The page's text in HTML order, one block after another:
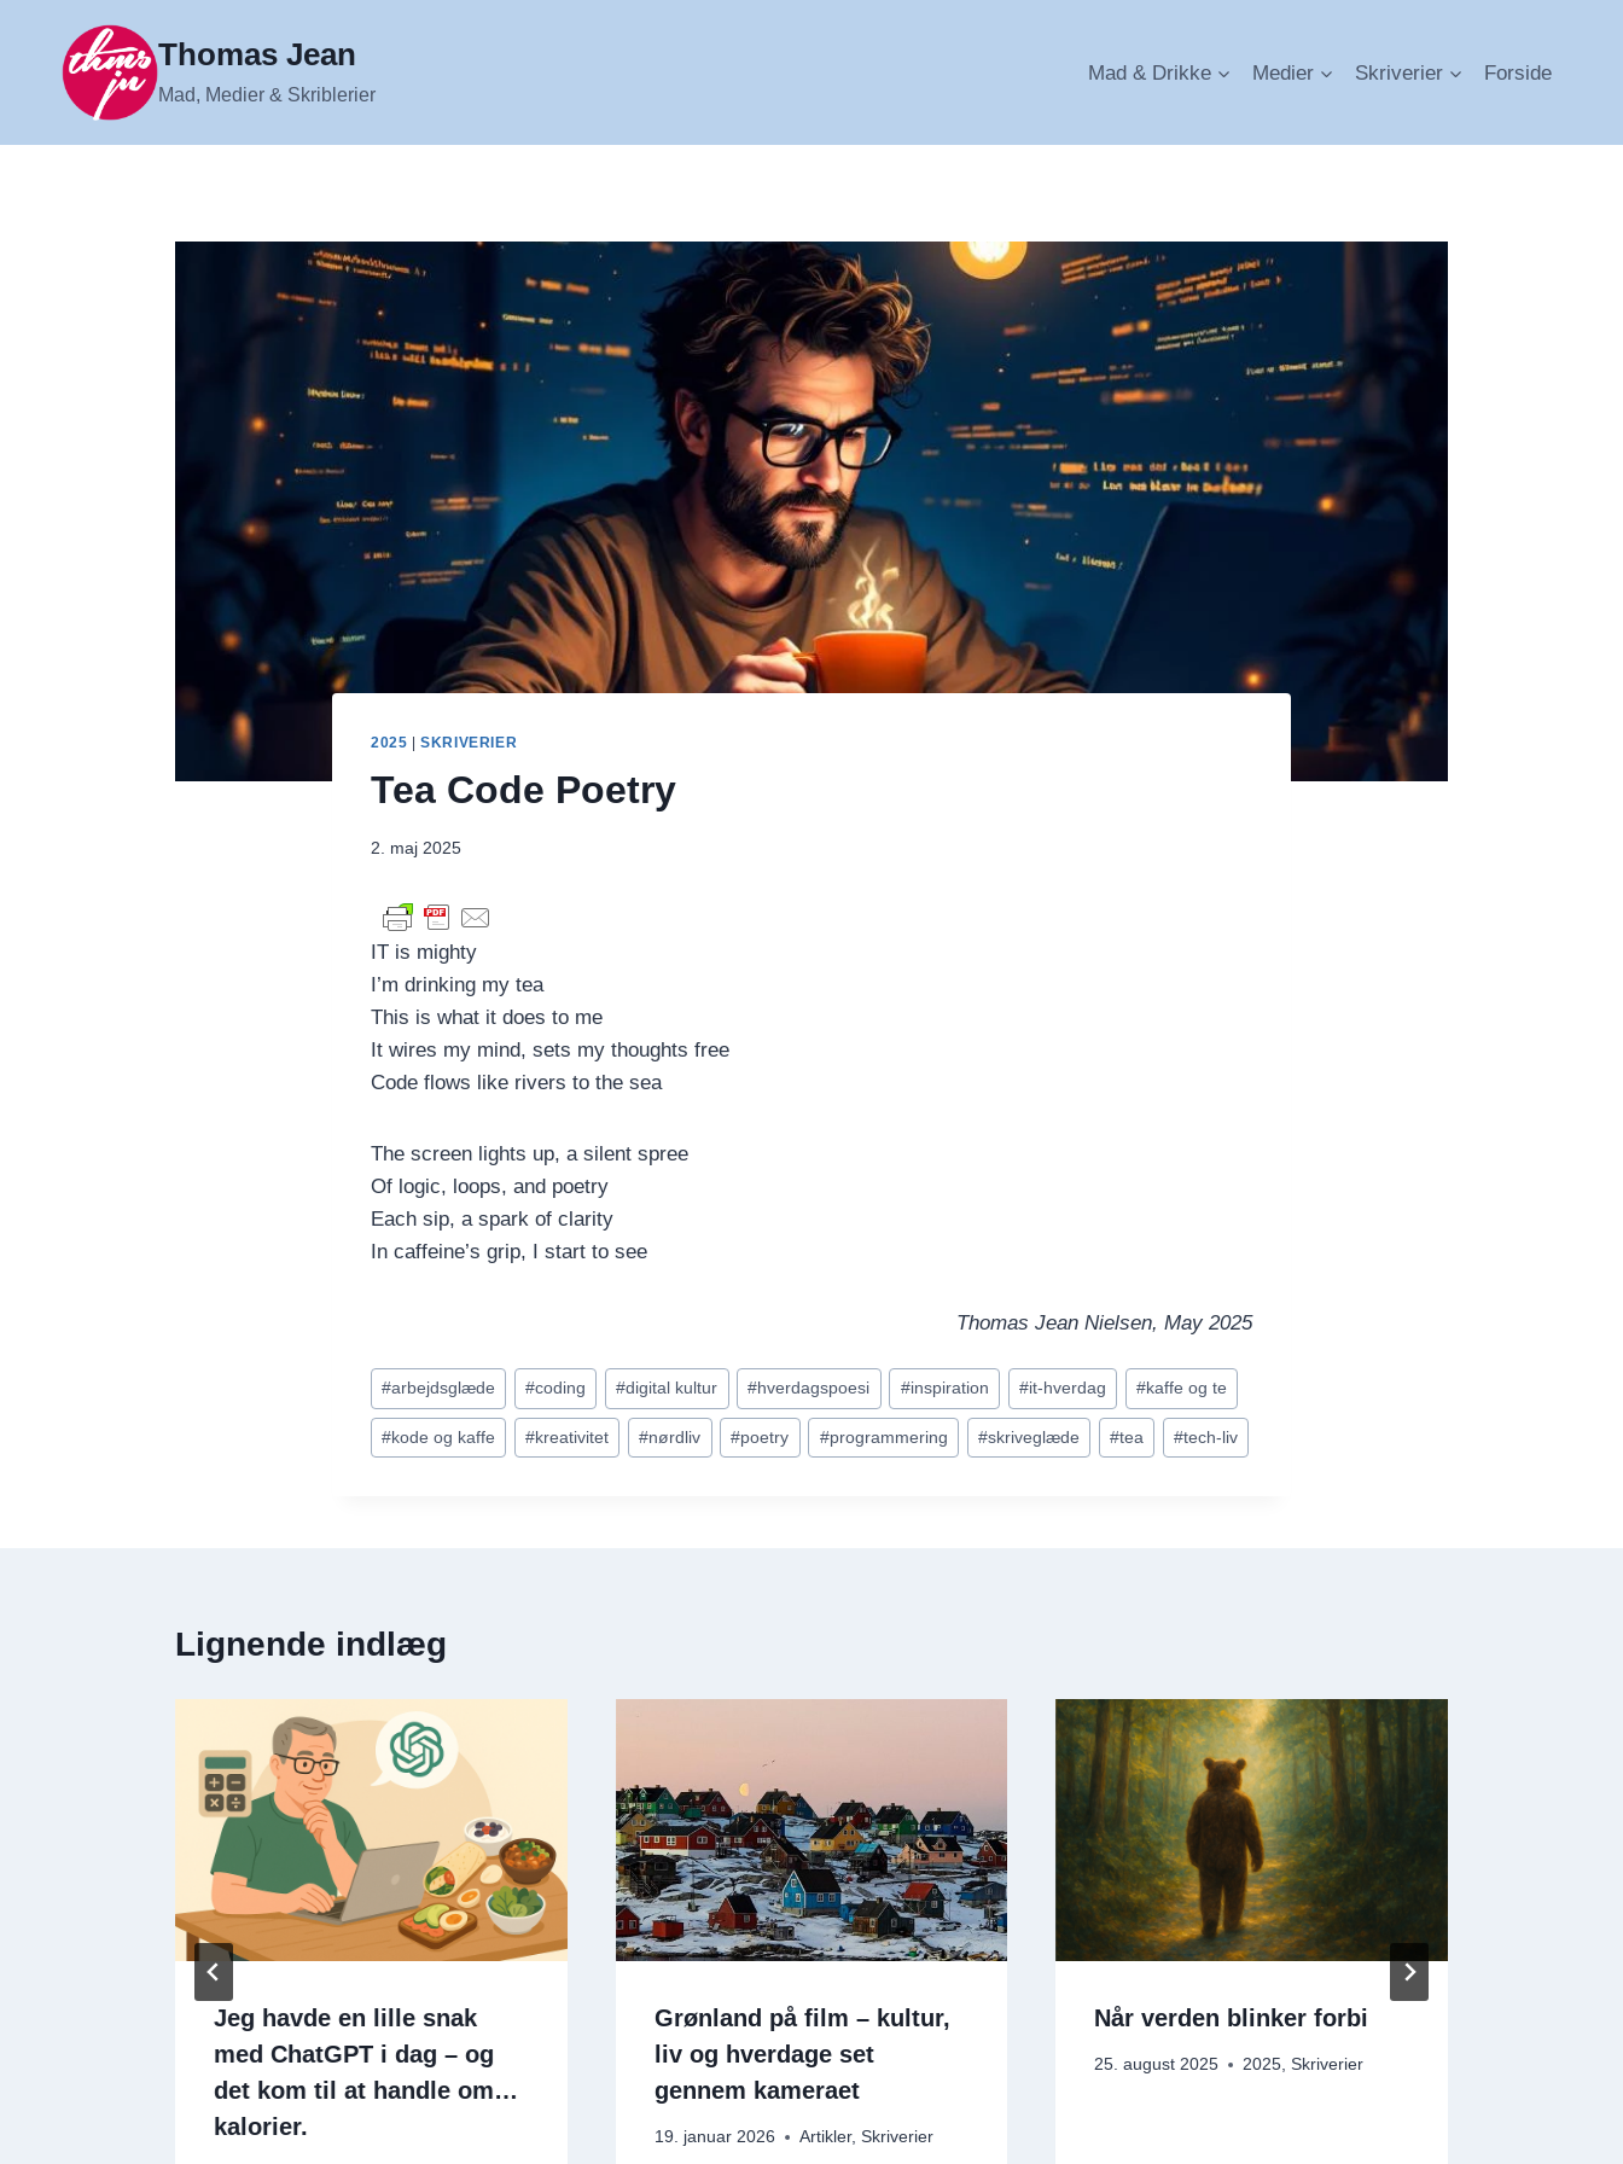
indhold
Thomas Jean
Mad, Medier & Skriblerier
Mad & Drikke Medier Skriverier Forside
2025 |SKRIVERIER
Tea Code Poetry
2. maj 2025
IT is mighty
I’m drinking my tea
This is what it does to me
It wires my mind, sets my thoughts free
Code flows like rivers to the sea
The screen lights up, a silent spree
Of logic, loops, and poetry
Each sip, a spark of clarity
In caffeine’s grip, I start to see
Thomas Jean Nielsen, May 2025
Indlæg-
tags:
#arbejdsglæde #coding #digital kultur #hverdagspoesi #inspiration #it-hverdag #kaffe og te
#kode og kaffe #kreativitet #nørdliv #poetry #programmering #skriveglæde #tea #tech-liv
Lignende indlæg
Jeg havde en lille snak
med ChatGPT i dag – og
det kom til at handle om…
kalorier.
Grønland på film – kultur,
liv og hverdage set
gennem kameraet
19. januar 2026 Artikler, Skriverier
Når verden blinker forbi
25. august 2025 2025,Skriverier